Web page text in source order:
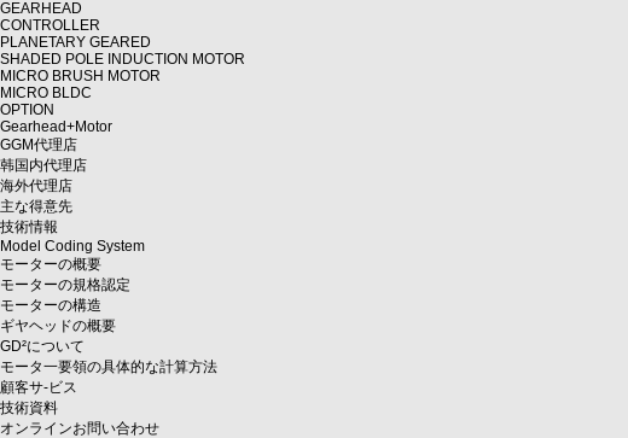
GEARHEAD
CONTROLLER
PLANETARY GEARED
SHADED POLE INDUCTION MOTOR
MICRO BRUSH MOTOR
MICRO BLDC
OPTION
Gearhead+Motor
GGM代理店
韩国内代理店
海外代理店
主な得意先
技術情報
Model Coding System
モーターの概要
モーターの規格認定
モーターの構造
ギヤヘッドの概要
GD²について
モータ一要領の具体的な計算方法
顧客サ-ビス
技術資料
オンラインお問い合わせ